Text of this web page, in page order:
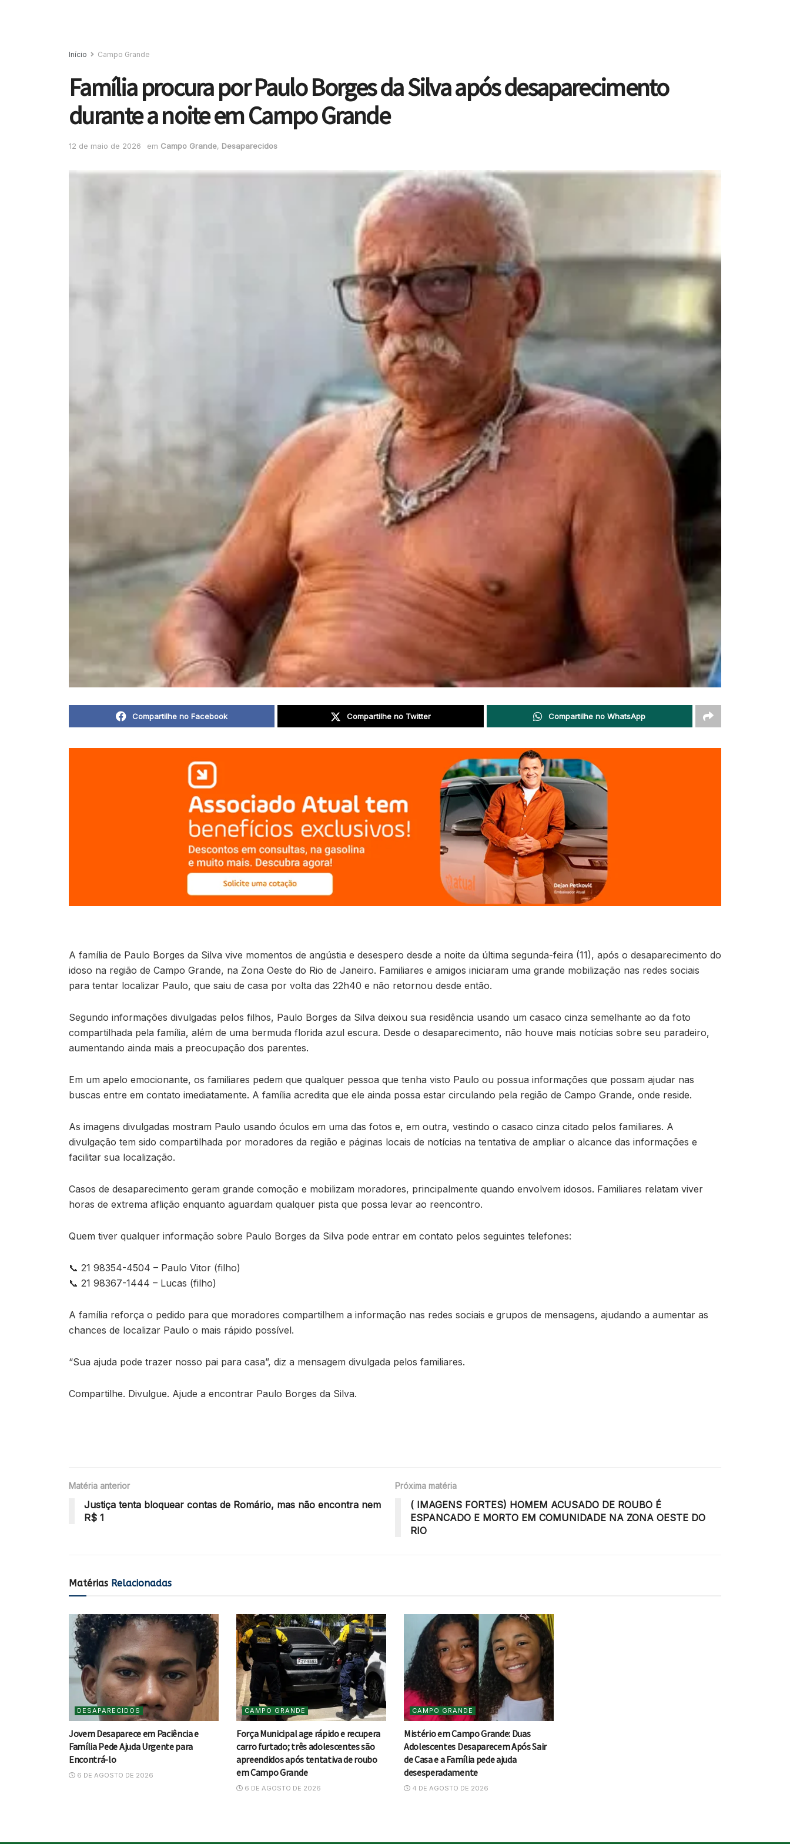
Início Campo Grande
Família procura por Paulo Borges da Silva após desaparecimento
durante a noite em Campo Grande
12 de maio de 2026 em Campo Grande, Desaparecidos
Compartilhe no Facebook Compartilhe no Twitter Compartilhe no WhatsApp
A família de Paulo Borges da Silva vive momentos de angústia e desespero desde a noite da última segunda-feira (11), após o desaparecimento do
idoso na região de Campo Grande, na Zona Oeste do Rio de Janeiro. Familiares e amigos iniciaram uma grande mobilização nas redes sociais
para tentar localizar Paulo, que saiu de casa por volta das 22h40 e não retornou desde então.
Segundo informações divulgadas pelos filhos, Paulo Borges da Silva deixou sua residência usando um casaco cinza semelhante ao da foto
compartilhada pela família, além de uma bermuda florida azul escura. Desde o desaparecimento, não houve mais notícias sobre seu paradeiro,
aumentando ainda mais a preocupação dos parentes.
Em um apelo emocionante, os familiares pedem que qualquer pessoa que tenha visto Paulo ou possua informações que possam ajudar nas
buscas entre em contato imediatamente. A família acredita que ele ainda possa estar circulando pela região de Campo Grande, onde reside.
As imagens divulgadas mostram Paulo usando óculos em uma das fotos e, em outra, vestindo o casaco cinza citado pelos familiares. A
divulgação tem sido compartilhada por moradores da região e páginas locais de notícias na tentativa de ampliar o alcance das informações e
facilitar sua localização.
Casos de desaparecimento geram grande comoção e mobilizam moradores, principalmente quando envolvem idosos. Familiares relatam viver
horas de extrema aflição enquanto aguardam qualquer pista que possa levar ao reencontro.
Quem tiver qualquer informação sobre Paulo Borges da Silva pode entrar em contato pelos seguintes telefones:
📞 21 98354-4504 – Paulo Vitor (filho)
📞 21 98367-1444 – Lucas (filho)
A família reforça o pedido para que moradores compartilhem a informação nas redes sociais e grupos de mensagens, ajudando a aumentar as
chances de localizar Paulo o mais rápido possível.
“Sua ajuda pode trazer nosso pai para casa”, diz a mensagem divulgada pelos familiares.
Compartilhe. Divulgue. Ajude a encontrar Paulo Borges da Silva.
Matéria anterior
Justiça tenta bloquear contas de Romário, mas não encontra nem
R$ 1
Próxima matéria
( IMAGENS FORTES) HOMEM ACUSADO DE ROUBO É
ESPANCADO E MORTO EM COMUNIDADE NA ZONA OESTE DO
RIO
Matérias Relacionadas
DESAPARECIDOS
Jovem Desaparece em Paciência e
Família Pede Ajuda Urgente para
Encontrá-lo
6 DE AGOSTO DE 2026
CAMPO GRANDE
Força Municipal age rápido e recupera
carro furtado; três adolescentes são
apreendidos após tentativa de roubo
em Campo Grande
6 DE AGOSTO DE 2026
CAMPO GRANDE
Mistério em Campo Grande: Duas
Adolescentes Desaparecem Após Sair
de Casa e a Família pede ajuda
desesperadamente
4 DE AGOSTO DE 2026